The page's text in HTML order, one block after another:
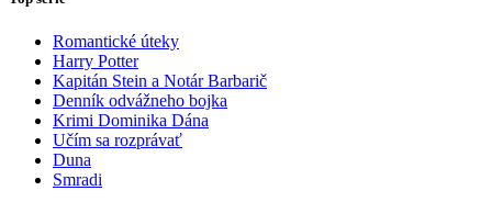
Romantické úteky
Harry Potter
Kapitán Stein a Notár Barbarič
Denník odvážneho bojka
Krimi Dominika Dána
Učím sa rozprávať
Duna
Smradi